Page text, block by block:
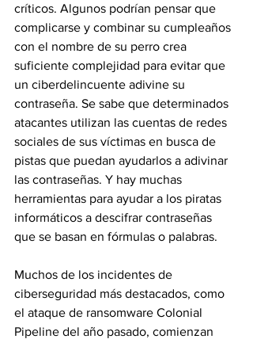
críticos. Algunos podrían pensar que
complicarse y combinar su cumpleaños
con el nombre de su perro crea
suficiente complejidad para evitar que
un ciberdelincuente adivine su
contraseña. Se sabe que determinados
atacantes utilizan las cuentas de redes
sociales de sus víctimas en busca de
pistas que puedan ayudarlos a adivinar
las contraseñas. Y hay muchas
herramientas para ayudar a los piratas
informáticos a descifrar contraseñas
que se basan en fórmulas o palabras.
Muchos de los incidentes de
ciberseguridad más destacados, como
el ataque de ransomware Colonial
Pipeline del año pasado, comienzan